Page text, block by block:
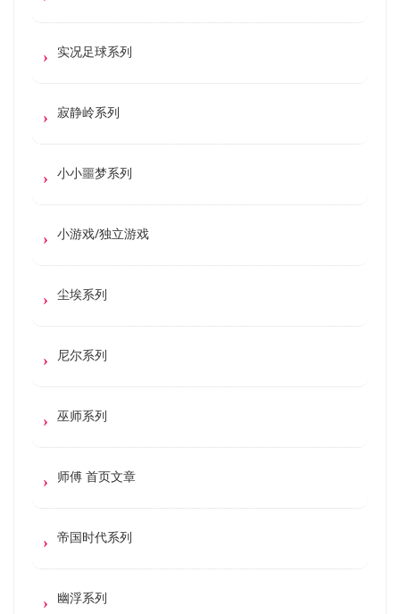
实况足球系列
寂静岭系列
小小噩梦系列
小游戏/独立游戏
尘埃系列
尼尔系列
巫师系列
师傅 首页文章
帝国时代系列
幽浮系列